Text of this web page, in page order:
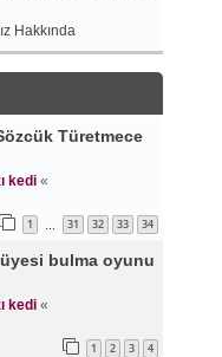
Hakkında
Türetmece
kedi«
1 … 31 32 33 34
bulma oyunu
kedi«
1 2 3 4